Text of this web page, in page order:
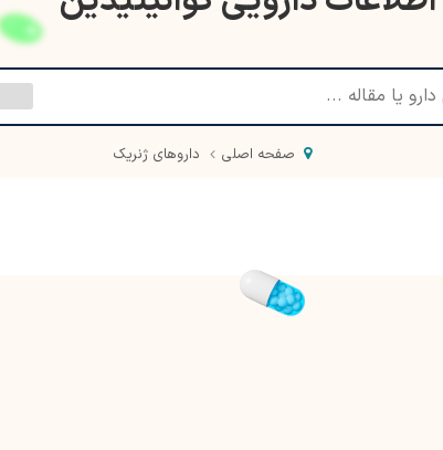
صفحه اصلی داروهای ژنریک